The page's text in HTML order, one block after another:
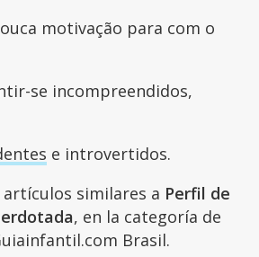
motivação para com o
se incompreendidos,
e introvertidos.
artículos similares a Perfil de
, en la categoría de
Brasil.